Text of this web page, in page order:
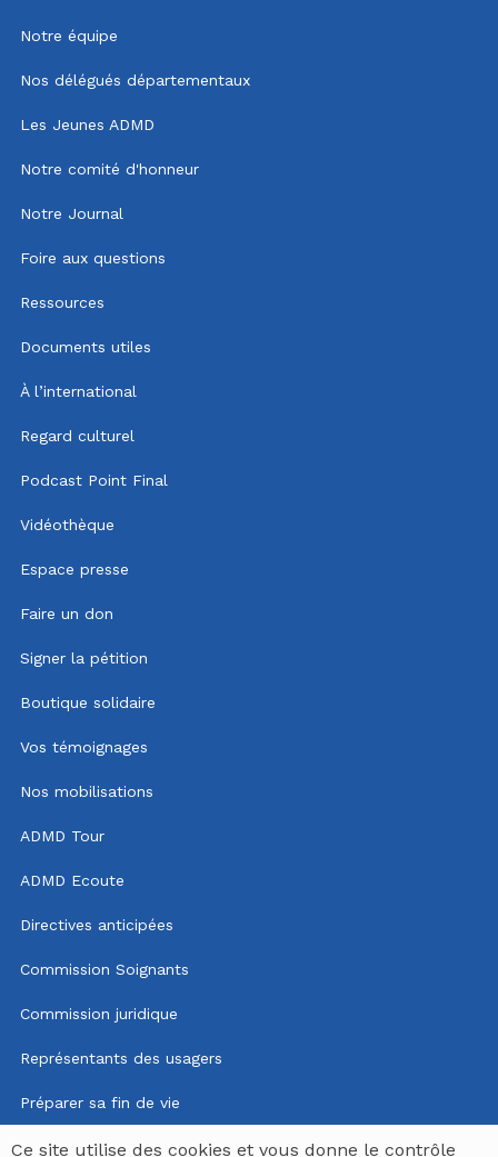
Notre équipe
Nos délégués départementaux
Les Jeunes ADMD
Notre comité d'honneur
Notre Journal
Foire aux questions
Ressources
Documents utiles
À l’international
Regard culturel
Podcast Point Final
Vidéothèque
Espace presse
Faire un don
Signer la pétition
Boutique solidaire
Vos témoignages
Nos mobilisations
ADMD Tour
ADMD Ecoute
Directives anticipées
Commission Soignants
Commission juridique
Représentants des usagers
Préparer sa fin de vie
Mentions légales
Ce site utilise des cookies et vous donne le contrôle